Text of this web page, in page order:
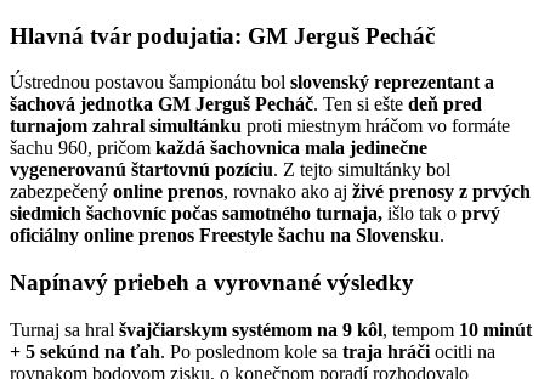
Hlavná tvár podujatia: GM Jerguš Pecháč
Ústrednou postavou šampionátu bol slovenský reprezentant a
šachová jednotka GM Jerguš Pecháč. Ten si ešte deň pred
turnajom zahral simultánku proti miestnym hráčom vo formáte
šachu 960, pričom každá šachovnica mala jedinečne
vygenerovanú štartovnú pozíciu. Z tejto simultánky bol
zabezpečený online prenos, rovnako ako aj živé prenosy z prvých
siedmich šachovníc počas samotného turnaja, išlo tak o prvý
oficiálny online prenos Freestyle šachu na Slovensku.
Napínavý priebeh a vyrovnané výsledky
Turnaj sa hral švajčiarskym systémom na 9 kôl, tempom 10 minút
+ 5 sekúnd na ťah. Po poslednom kole sa traja hráči ocitli na
rovnakom bodovom zisku, o konečnom poradí rozhodovalo